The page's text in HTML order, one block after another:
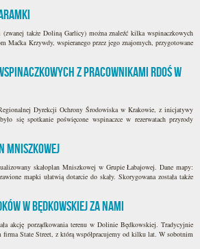
także Doliną Garlicy) można znaleźć kilka wspinaczkowych
Maćka Krzywdy, wspieranego przez jego znajomych, przygotowane
z pracownikami RDOŚ w
Dyrekcji Ochrony Środowiska w Krakowie, z inicjatywy
się spotkanie poświęcone wspinaczce w rezerwatach przyrody
Mniszkowej
skałoplan Mniszkowej w Grupie Łabajowej. Dane mapy:
mapki ułatwią dotarcie do skały. Skorygowana została także
w Będkowskiej za nami
akcję porządkowania terenu w Dolinie Będkowskiej. Tradycyjnie
firma State Street, z którą współpracujemy od kilku lat. W sobotnim